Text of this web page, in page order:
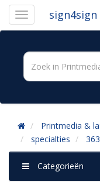
sign4sign
Printmedia &
specialties
Categorieën